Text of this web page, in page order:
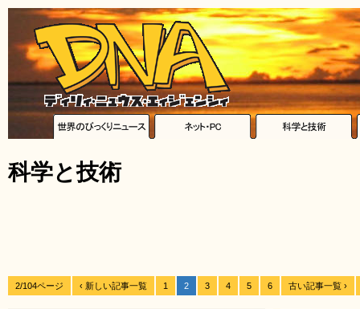
科学と技術
2/104ページ ‹ 新しい記事一覧 1 2 3 4 5 6 古い記事一覧 ›